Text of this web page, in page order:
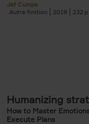
Jef Cumps
Autre finition
2019 232
Humanizing
How to Master
Execute Plans